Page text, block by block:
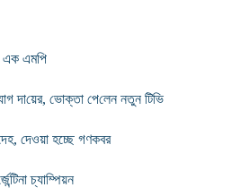
এক এমপি
দা‌য়ের, ভোক্তা পে‌লেন নতুন টি‌ভি
দেওয়া হচ্ছে গণকবর
চ্যাম্পিয়ন